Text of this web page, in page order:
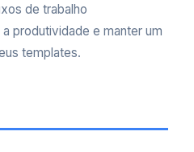
de trabalho
produtividade e manter um
templates.